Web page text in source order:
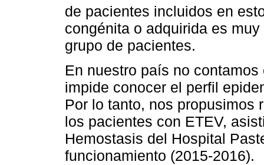
de pacientes incluidos en
congénita o adquirida es
grupo de pacientes.
En nuestro país no
impide conocer el perfil
Por lo tanto, nos propusimos
los pacientes con ETEV,
Hemostasis del Hospital
funcionamiento (2015-2016).